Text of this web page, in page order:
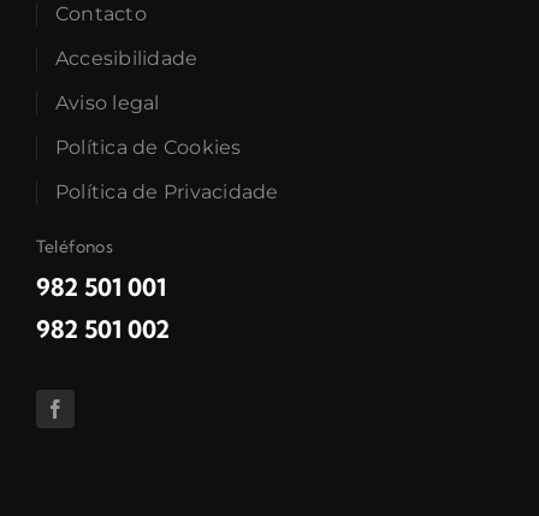
Contacto
Accesibilidade
Aviso legal
Política de Cookies
Política de Privacidade
Teléfonos
982 501 001
982 501 002